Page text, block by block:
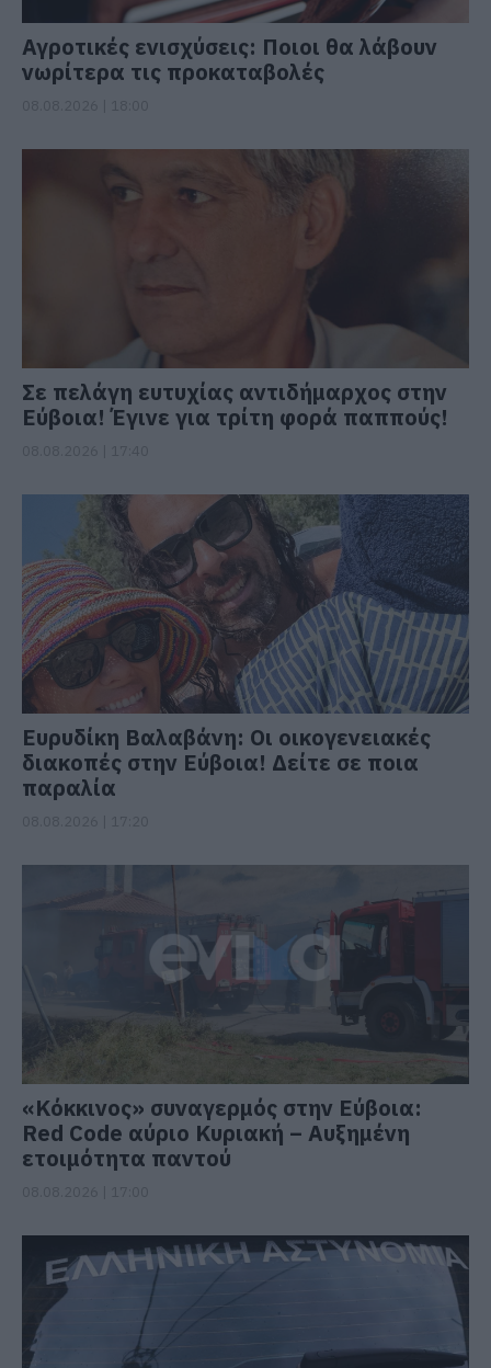
Αγροτικές ενισχύσεις: Ποιοι θα λάβουν
νωρίτερα τις προκαταβολές
Σε πελάγη ευτυχίας αντιδήμαρχος στην
Εύβοια! Έγινε για τρίτη φορά παππούς!
Ευρυδίκη Βαλαβάνη: Οι οικογενειακές
διακοπές στην Εύβοια! Δείτε σε ποια
παραλία
«Κόκκινος» συναγερμός στην Εύβοια:
Red Code αύριο Κυριακή – Αυξημένη
ετοιμότητα παντού